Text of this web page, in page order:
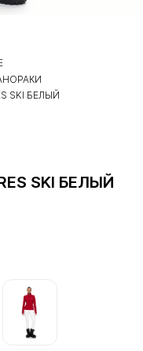
SKI БЕЛЫЙ
SKI БЕЛЫЙ